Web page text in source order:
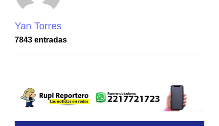
Yan Torres
7843 entradas